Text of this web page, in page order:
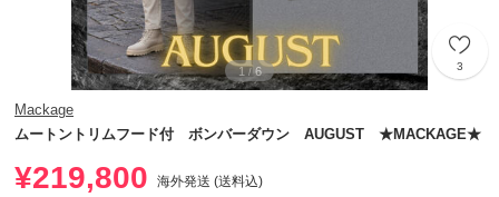
1 / 6 3
Mackage
ムートントリムフード付 ボンバーダウン AUGUST ★MACKAGE★
¥219,800 海外発送 (送料込)